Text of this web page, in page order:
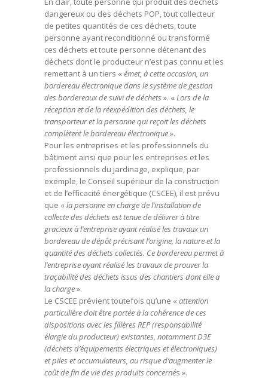
dangereux ou des déchets POP, tout collecteur
de petites quantités de ces déchets, toute
personne ayant reconditionné ou transformé
ces déchets et toute personne détenant des
déchets dont le producteur n’est pas connu et les
remettant à un tiers « émet, à cette occasion, un
bordereau électronique dans le système de gestion
des bordereaux de suivi de déchets ». « Lors de la
réception et de la réexpédition des déchets, le
transporteur et la personne qui reçoit les déchets
complètent le bordereau électronique».
Pour les entreprises et les professionnels du
bâtiment ainsi que pour les entreprises et les
professionnels du jardinage, explique, par
exemple, le Conseil supérieur de la construction
et de l’efficacité énergétique (CSCEE), il est prévu
que « la personne en charge de l’installation de
collecte des déchets est tenue de délivrer à titre
gracieux à l’entreprise ayant réalisé les travaux un
bordereau de dépôt précisant l’origine, la nature et la
quantité des déchets collectés. Ce bordereau permet à
l’entreprise ayant réalisé les travaux de prouver la
traçabilité des déchets issus des chantiers dont elle a
la charge».
Le CSCEE prévient toutefois qu’une « attention
particulière doit être portée à la cohérence de ces
dispositions avec les filières REP (responsabilité
élargie du producteur) existantes, notamment D3E
(déchets d’équipements électriques et électroniques)
et piles et accumulateurs, au risque d’augmenter le
coût de fin de vie des produits concernés ».